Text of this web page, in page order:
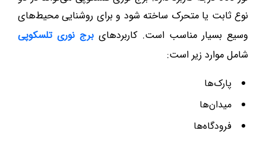
نوع ثابت یا متحرک ساخته شود و برای روشنایی محیط‌های
وسیع بسیار مناسب است. کاربردهای برج نوری تلسکوپی
شامل موارد زیر است:
پارک‌ها
میدان‌ها
فرودگاه‌ها